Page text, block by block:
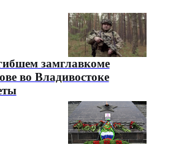
замглавкоме
во Владивостоке